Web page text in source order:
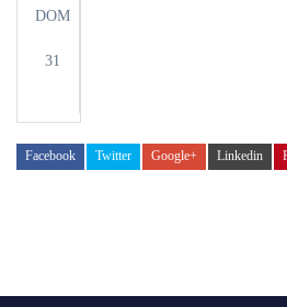
DOM
31
Facebook Twitter Google+ Linkedin